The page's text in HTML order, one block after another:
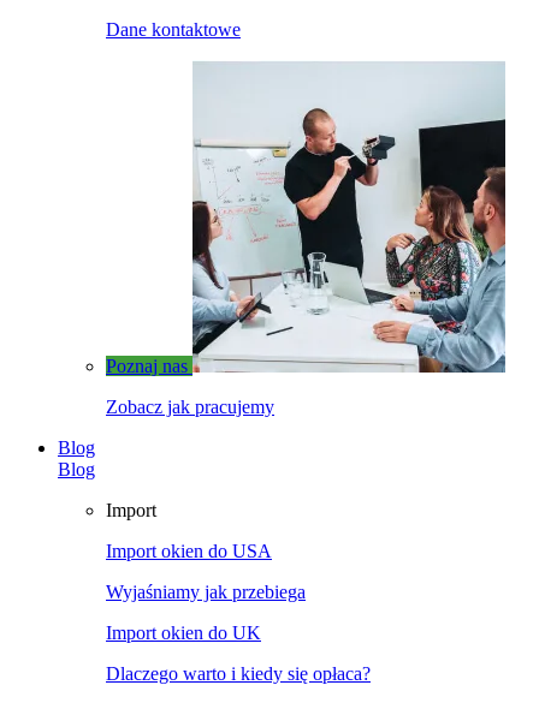
Dane kontaktowe
Poznaj nas
Zobacz jak pracujemy
Blog
Blog
Import
Import okien do USA
Wyjaśniamy jak przebiega
Import okien do UK
Dlaczego warto i kiedy się opłaca?